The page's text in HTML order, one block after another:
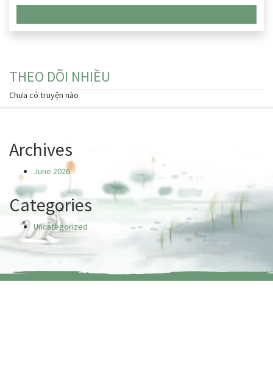
THEO DÕI NHIỀU
Chưa có truyện nào
Archives
June 2026
Categories
Uncategorized